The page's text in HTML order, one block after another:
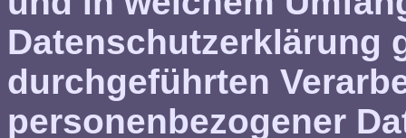
Datenschutzerklärung
durchgeführten
personenbezogener